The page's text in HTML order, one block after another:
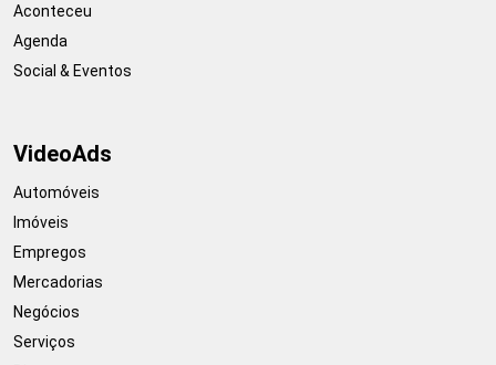
Aconteceu
Agenda
Social & Eventos
VideoAds
Automóveis
Imóveis
Empregos
Mercadorias
Negócios
Serviços